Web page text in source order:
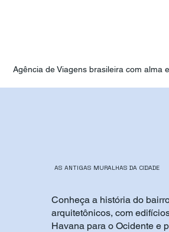
Agência de Viagens brasileira com alma
AS ANTIGAS MURALHAS DA CIDADE
Conheça a história do
arquitetônicos, com
Havana para o Ocidente e